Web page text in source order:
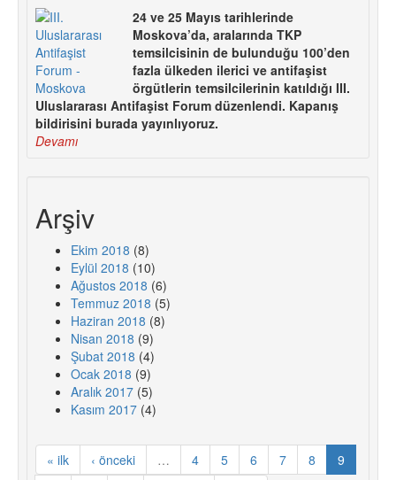
24 ve 25 Mayıs tarihlerinde
Moskova’da, aralarında TKP
temsilcisinin de bulunduğu 100’den
fazla ülkeden ilerici ve antifaşist
örgütlerin temsilcilerinin katıldığı III.
Uluslararası Antifaşist Forum düzenlendi. Kapanış
bildirisini burada yayınlıyoruz.
Devamı
Arşiv
Ekim 2018 (8)
Eylül 2018 (10)
Ağustos 2018 (6)
Temmuz 2018 (5)
Haziran 2018 (8)
Nisan 2018 (9)
Şubat 2018 (4)
Ocak 2018 (9)
Aralık 2017 (5)
Kasım 2017 (4)
« ilk ‹ önceki … 4 5 6 7 8 9